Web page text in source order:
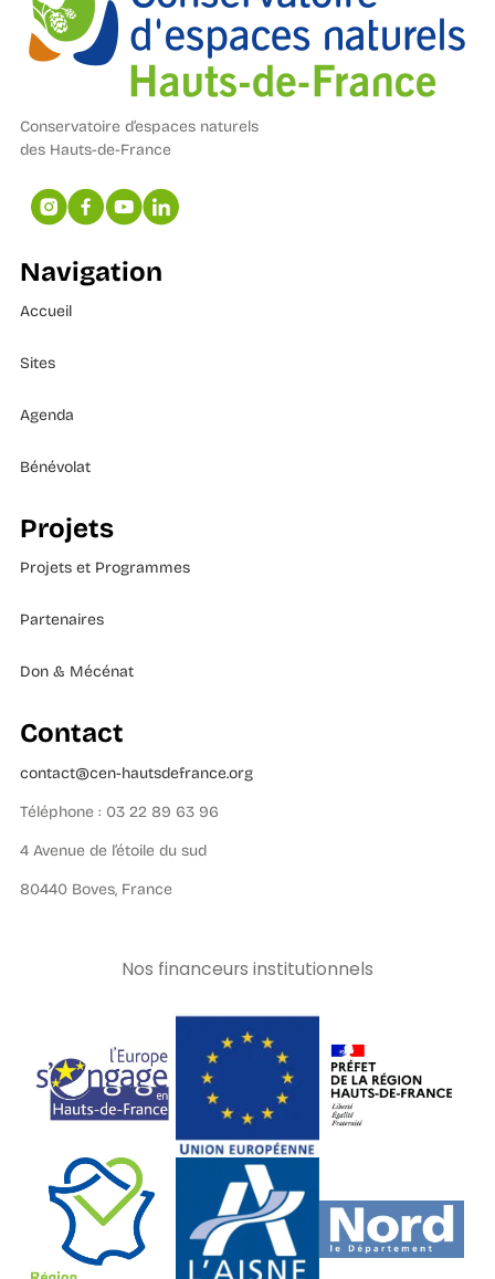
Conservatoire d’espaces naturels
des Hauts-de-France
Navigation
Accueil
Sites
Agenda
Bénévolat
Projets
Projets et Programmes
Partenaires
Don & Mécénat
Contact
contact@cen-hautsdefrance.org
Téléphone : 03 22 89 63 96
4 Avenue de l’étoile du sud
80440 Boves, France
Nos financeurs institutionnels